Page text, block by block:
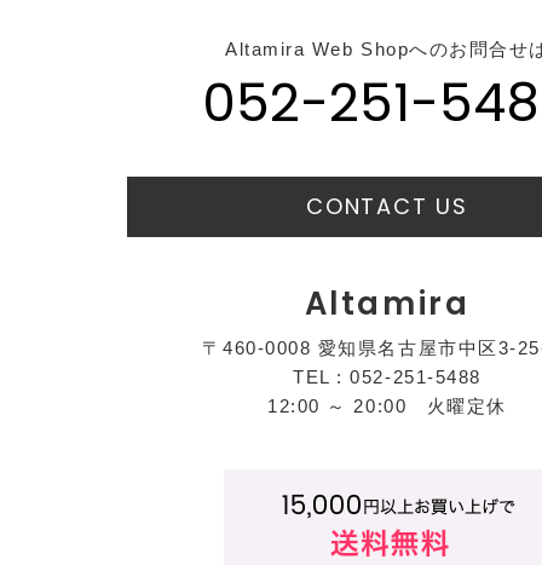
Altamira Web Shopへのお問合せ
052-251-
CONTACT US
Altamira
〒460-0008 愛知県名古屋市中区3-
TEL : 052-251-5488
12:00 ～ 20:00 火曜定休